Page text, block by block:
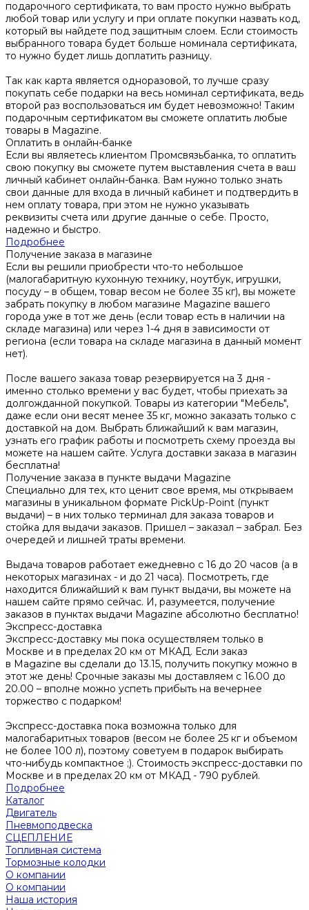
подарочного сертификата, то вам просто нужно выбрать
любой товар или услугу и при оплате покупки назвать код,
который вы найдете под защитным слоем. Если стоимость
выбранного товара будет больше номинала сертификата,
то нужно будет лишь доплатить разницу.
Так как карта является одноразовой, то лучше сразу
покупать себе подарки на весь номинал сертификата, ведь
второй раз воспользоваться им будет невозможно! Таким
подарочным сертификатом вы сможете оплатить любые
товары в Magazine.
Оплатить в онлайн-банке
Если вы являетесь клиентом Промсвязьбанка, то оплатить
свою покупку вы сможете путем выставления счета в ваш
личный кабинет онлайн-банка. Вам нужно только знать
свои данные для входа в личный кабинет и подтвердить в
нем оплату товара, при этом не нужно указывать
реквизиты счета или другие данные о себе. Просто,
надежно и быстро.
Подробнее
Получение заказа в магазине
Если вы решили приобрести что-то небольшое
(малогабаритную кухонную технику, ноутбук, игрушки,
посуду – в общем, товар весом не более 35 кг), вы можете
забрать покупку в любом магазине Magazine вашего
города уже в тот же день (если товар есть в наличии на
складе магазина) или через 1-4 дня в зависимости от
региона (если товара на складе магазина в данный момент
нет).
После вашего заказа товар резервируется на 3 дня -
именно столько времени у вас будет, чтобы приехать за
долгожданной покупкой. Товары из категории "Мебель",
даже если они весят менее 35 кг, можно заказать только с
доставкой на дом. Выбрать ближайший к вам магазин,
узнать его график работы и посмотреть схему проезда вы
можете на нашем сайте. Услуга доставки заказа в магазин
бесплатна!
Получение заказа в пункте выдачи Magazine
Специально для тех, кто ценит свое время, мы открываем
магазины в уникальном формате PickUp-Point (пункт
выдачи) – в них только терминал для заказа товаров и
стойка для выдачи заказов. Пришел – заказал – забрал. Без
очередей и лишней траты времени.
Выдача товаров работает ежедневно с 16 до 20 часов (а в
некоторых магазинах - и до 21 часа). Посмотреть, где
находится ближайший к вам пункт выдачи, вы можете на
нашем сайте прямо сейчас. И, разумеется, получение
заказов в пунктах выдачи Magazine абсолютно бесплатно!
Экспресс-доставка
Экспресс-доставку мы пока осуществляем только в
Москве и в пределах 20 км от МКАД. Если заказ
в Magazine вы сделали до 13.15, получить покупку можно в
этот же день! Срочные заказы мы доставляем с 16.00 до
20.00 – вполне можно успеть прибыть на вечернее
торжество с подарком!
Экспресс-доставка пока возможна только для
малогабаритных товаров (весом не более 25 кг и объемом
не более 100 л), поэтому советуем в подарок выбирать
что-нибудь компактное ;). Стоимость экспресс-доставки по
Москве и в пределах 20 км от МКАД - 790 рублей.
Подробнее
Каталог
Двигатель
Пневмоподвеска
СЦЕПЛЕНИЕ
Топливная система
Тормозные колодки
О компании
О компании
Наша история